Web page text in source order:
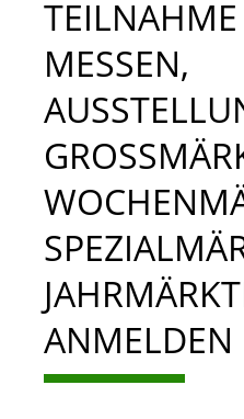
MESSEN,
NMELDEN